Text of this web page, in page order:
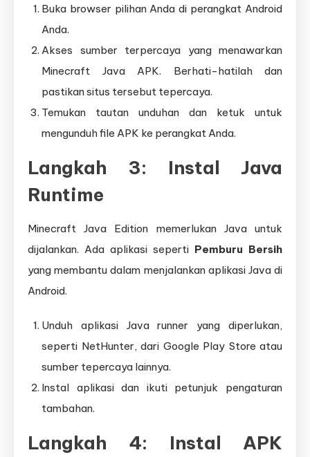
Buka browser pilihan Anda di perangkat Android
Anda.
Akses sumber terpercaya yang menawarkan
Minecraft Java APK. Berhati-hatilah dan
pastikan situs tersebut tepercaya.
Temukan tautan unduhan dan ketuk untuk
mengunduh file APK ke perangkat Anda.
Langkah 3: Instal Java
Runtime
Minecraft Java Edition memerlukan Java untuk
dijalankan. Ada aplikasi seperti Pemburu Bersih
yang membantu dalam menjalankan aplikasi Java di
Android.
Unduh aplikasi Java runner yang diperlukan,
seperti NetHunter, dari Google Play Store atau
sumber tepercaya lainnya.
Instal aplikasi dan ikuti petunjuk pengaturan
tambahan.
Langkah 4: Instal APK